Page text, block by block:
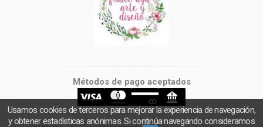
Métodos de pago aceptados
Usamos cookies de terceros para mejorar la experiencia de navegación,
y obtener estadísticas anónimas. Si continúa navegando consideramos